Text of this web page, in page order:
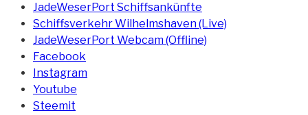
JadeWeserPort Schiffsankünfte
Schiffsverkehr Wilhelmshaven (Live)
JadeWeserPort Webcam (Offline)
Facebook
Instagram
Youtube
Steemit